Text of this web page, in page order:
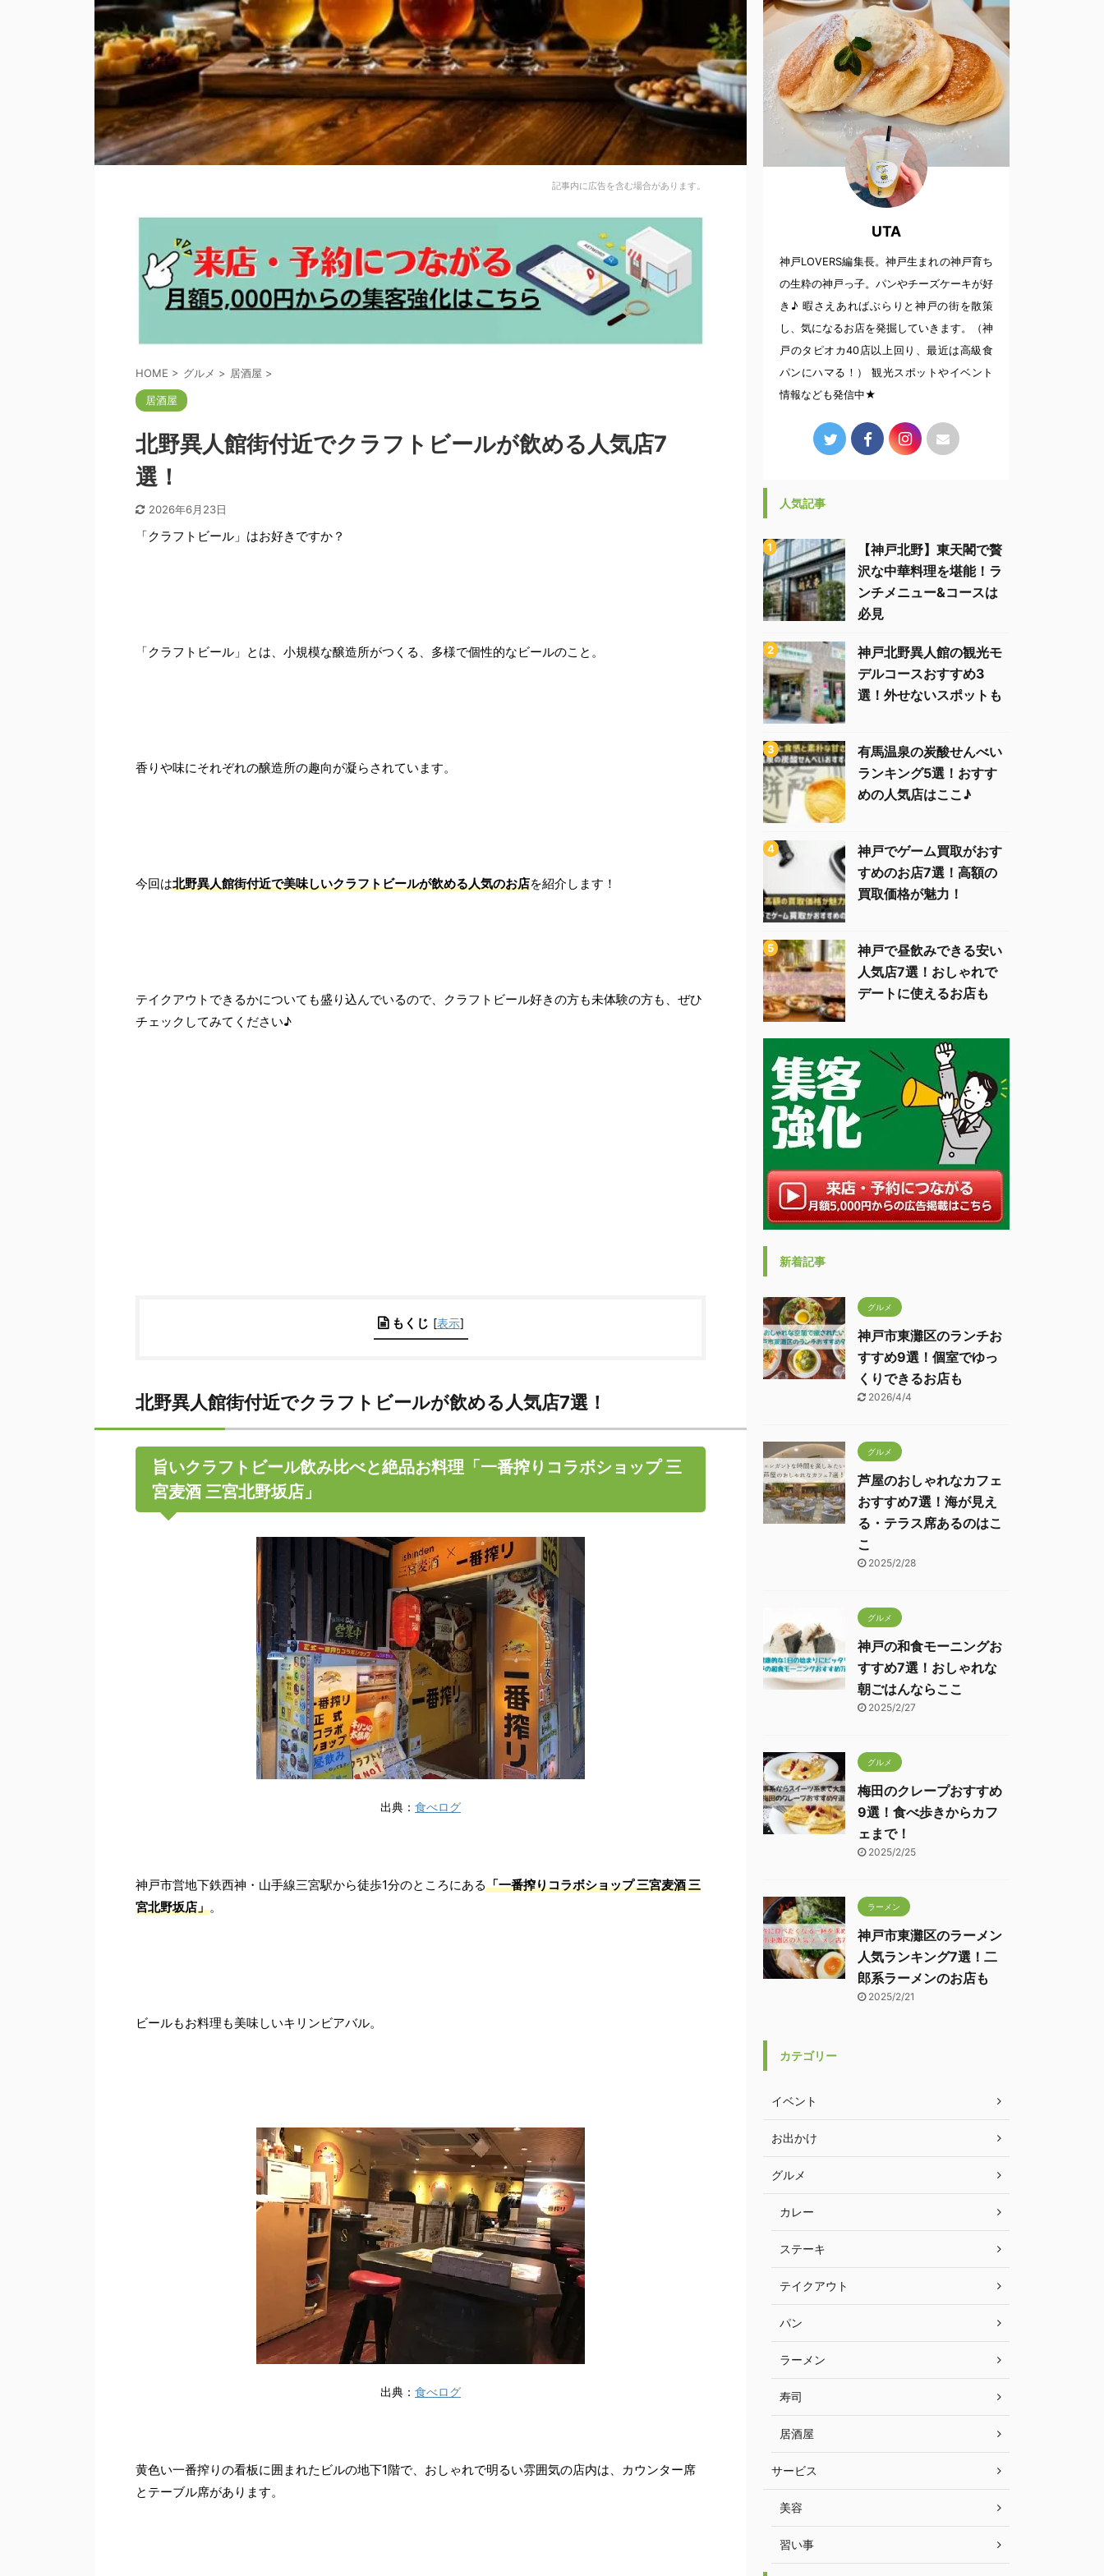
記事内に広告を含む場合があります。
HOME > グルメ > 居酒屋 >
居酒屋
北野異人館街付近でクラフトビールが飲める人気店7
選！
2026年6月23日
「クラフトビール」はお好きですか？
「クラフトビール」とは、小規模な醸造所がつくる、多様で個性的なビールのこと。
香りや味にそれぞれの醸造所の趣向が凝らされています。
今回は北野異人館街付近で美味しいクラフトビールが飲める人気のお店を紹介します！
テイクアウトできるかについても盛り込んでいるので、クラフトビール好きの方も未体験の方も、ぜひ
チェックしてみてください♪
もくじ [表示]
北野異人館街付近でクラフトビールが飲める人気店7選！
旨いクラフトビール飲み比べと絶品お料理「一番搾りコラボショップ 三
宮麦酒 三宮北野坂店」
出典： 食べログ
神戸市営地下鉄西神・山手線三宮駅から徒歩1分のところにある「一番搾りコラボショップ 三宮麦酒 三
宮北野坂店」。
ビールもお料理も美味しいキリンビアバル。
出典： 食べログ
黄色い一番搾りの看板に囲まれたビルの地下1階で、おしゃれで明るい雰囲気の店内は、カウンター席
とテーブル席があります。
UTA
神戸LOVERS編集長。神戸生まれの神戸育ち
の生粋の神戸っ子。パンやチーズケーキが好
き♪ 暇さえあればぶらりと神戸の街を散策
し、気になるお店を発掘していきます。（神
戸のタピオカ40店以上回り、最近は高級食
パンにハマる！） 観光スポットやイベント
情報なども発信中★
人気記事
【神戸北野】東天閣で贅
沢な中華料理を堪能！ラ
ンチメニュー&コースは
必見
神戸北野異人館の観光モ
デルコースおすすめ3
選！外せないスポットも
有馬温泉の炭酸せんべい
ランキング5選！おすす
めの人気店はここ♪
神戸でゲーム買取がおす
すめのお店7選！高額の
買取価格が魅力！
神戸で昼飲みできる安い
人気店7選！おしゃれで
デートに使えるお店も
新着記事
グルメ
神戸市東灘区のランチお
すすめ9選！個室でゆっ
くりできるお店も
2026/4/4
グルメ
芦屋のおしゃれなカフェ
おすすめ7選！海が見え
る・テラス席あるのはこ
こ
2025/2/28
グルメ
神戸の和食モーニングお
すすめ7選！おしゃれな
朝ごはんならここ
2025/2/27
グルメ
梅田のクレープおすすめ
9選！食べ歩きからカフ
ェまで！
2025/2/25
ラーメン
神戸市東灘区のラーメン
人気ランキング7選！二
郎系ラーメンのお店も
2025/2/21
カテゴリー
イベント
お出かけ
グルメ
カレー
ステーキ
テイクアウト
パン
ラーメン
寿司
居酒屋
サービス
美容
習い事